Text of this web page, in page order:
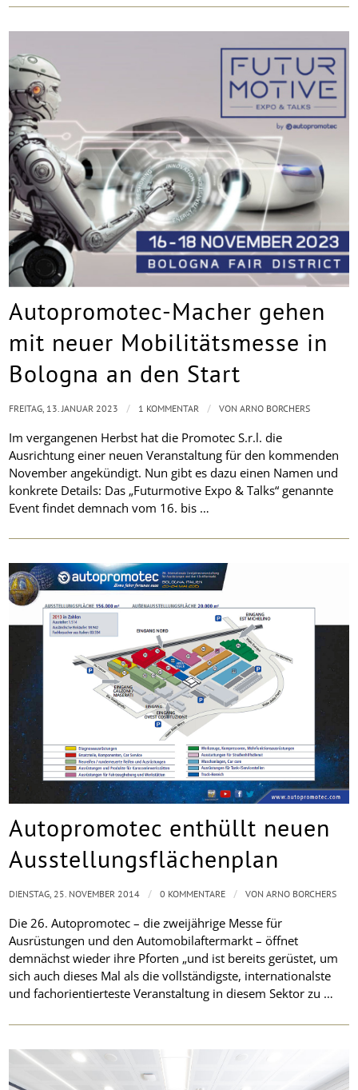
Autopromotec-Macher gehen
mit neuer Mobilitätsmesse in
Bologna an den Start
Im vergangenen Herbst hat die Promotec S.r.l. die
Ausrichtung einer neuen Veranstaltung für den kommenden
November angekündigt. Nun gibt es dazu einen Namen und
konkrete Details: Das „Futurmotive Expo & Talks“ genannte
Event findet demnach vom 16. bis …
FREITAG, 13. JANUAR 2023 / 1 KOMMENTAR / VONARNO BORCHERS
Autopromotec enthüllt neuen
Ausstellungsflächenplan
Die 26. Autopromotec – die zweijährige Messe für
Ausrüstungen und den Automobilaftermarkt – öffnet
demnächst wieder ihre Pforten „und ist bereits gerüstet, um
sich auch dieses Mal als die vollständigste, internationalste
und fachorientierteste Veranstaltung in diesem Sektor zu …
DIENSTAG, 25. NOVEMBER 2014 / 0 KOMMENTARE / VONARNO BORCHERS